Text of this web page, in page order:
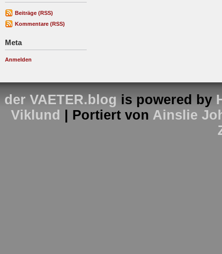
Beiträge (RSS)
Kommentare (RSS)
Meta
Anmelden
der VAETER.blog is powered by
Viklund
| Portiert von Ainslie